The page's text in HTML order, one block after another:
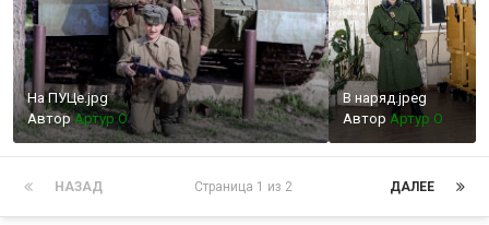
На ПУЦе.jpg
АвторАртур О
В наряд.jpeg
Автор Артур О
НАЗАД ДАЛЕЕ
Страница 1 из 2